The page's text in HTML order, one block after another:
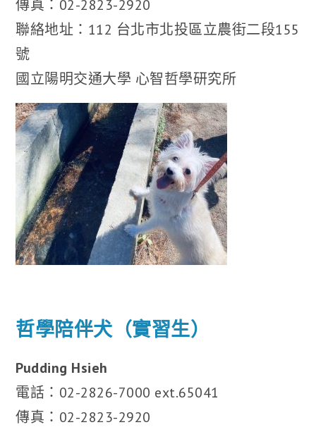
傳真：02-2823-2920
聯絡地址：112 台北市北投區立農街二段155
號
國立陽明交通大學 心智哲學研究所
哲學陪伴犬（實習生）
Pudding Hsieh
電話：02-2826-7000 ext.65041
傳真：02-2823-2920